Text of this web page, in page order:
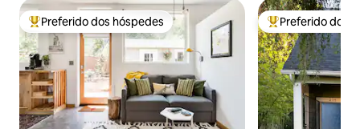
Entre os melhores preferidos dos hóspedes
Preferido dos hóspedes Entre os
Preferido dos